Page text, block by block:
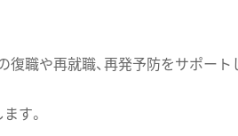
職や再就職、再発予防をサポート
す。